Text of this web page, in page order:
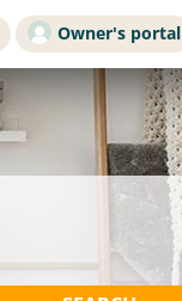
Owner's portal